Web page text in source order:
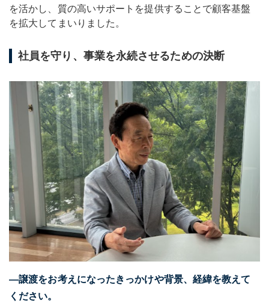
を活かし、質の高いサポートを提供することで顧客基盤
を拡大してまいりました。
社員を守り、事業を永続させるための決断
―譲渡をお考えになったきっかけや背景、経緯を教えて
ください。